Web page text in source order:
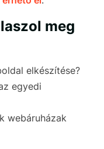
meg
elkészítése?
egyedi
webáruházak